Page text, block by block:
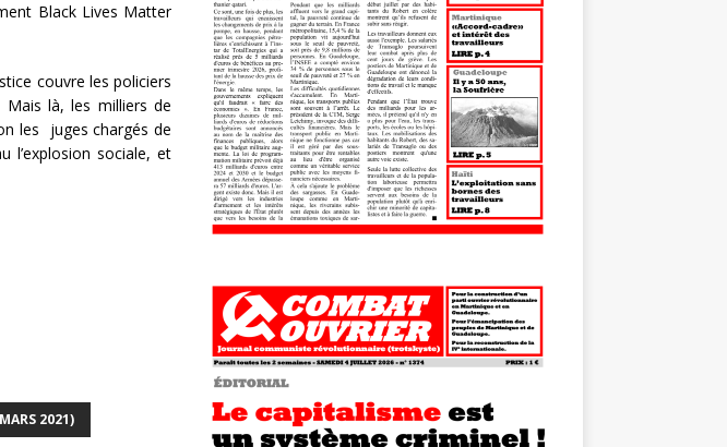
Black Lives Matter
couvre les policiers
Mais là, les milliers de
les juges chargés de
l’explosion sociale, et
2021)